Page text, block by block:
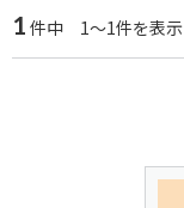
1 件中 1～1件を表示